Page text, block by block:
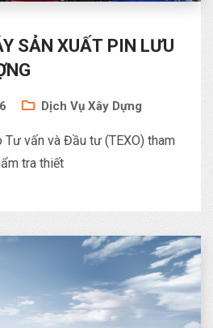
SẢN XUẤT PIN LƯU
Dịch Vụ Xây Dựng
Tư vấn và Đầu tư (TEXO) tham
tra thiết